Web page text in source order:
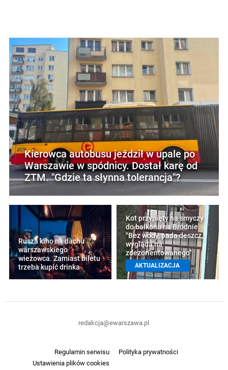
Kierowca autobusu jeździł w upale po
Warszawie w spódnicy. Dostał karę od
ZTM. "Gdzie ta słynna tolerancja"?
Rusza kino na dachu
warszawskiego
wieżowca. Zamiast biletu
trzeba kupić drinka
Kot przypięty na smyczy
do balkonu na Bródnie.
"Bez wody, pada deszcz,
wygląda na
zdezorientowanego"
AKTUALIZACJA
Regulamin serwisu
Polityka prywatności
Ustawienia plików cookies
redakcja@ewarszawa.pl